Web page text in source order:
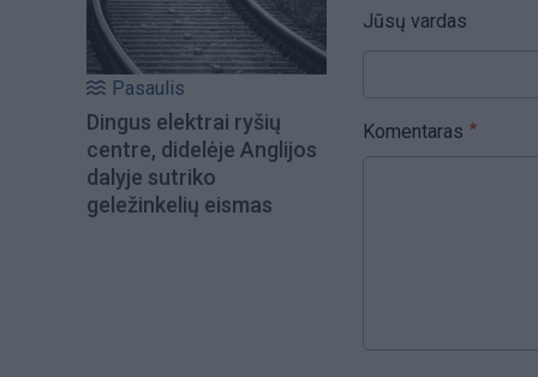
Pasaulis
Dingus elektrai ryšių
centre, didelėje Anglijos
dalyje sutriko
geležinkelių eismas
Jūsų vardas
Komentaras